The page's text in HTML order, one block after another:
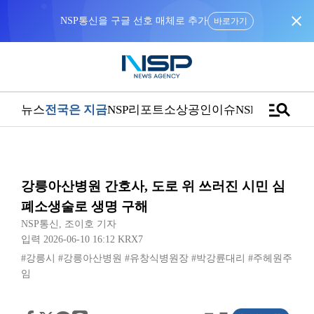
NSP통신을 구글 선호 매체로 추가 바로가기 close
뉴스전국은 지금NSP리포트소상공인이슈NSPTVmanage_search
강릉아산병원 간호사, 도로 위 쓰러진 시민 심
폐소생술로 생명 구해
NSP통신 , 조이호 기자
입력 2026-06-10 16:12 KRX7
#강릉시
#강릉아산병원 #유창식병원장 #박강륜대리 #주헤원주
임